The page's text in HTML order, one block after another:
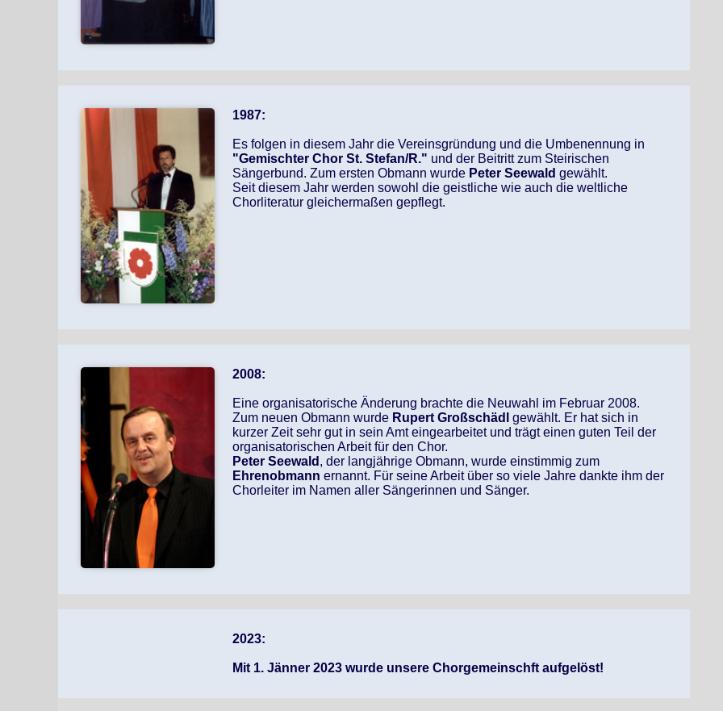
1987:
Es folgen in diesem Jahr die Vereinsgründung und die Umbenennung in
"Gemischter Chor St. Stefan/R." und der Beitritt zum Steirischen
Sängerbund. Zum ersten Obmann wurde Peter Seewald gewählt.
Seit diesem Jahr werden sowohl die geistliche wie auch die weltliche
Chorliteratur gleichermaßen gepflegt.
2008:
Eine organisatorische Änderung brachte die Neuwahl im Februar 2008.
Zum neuen Obmann wurde Rupert Großschädl
gewählt. Er hat sich in
kurzer Zeit sehr gut in sein Amt eingearbeitet und trägt einen guten Teil der
organisatorischen Arbeit für den Chor.
Peter Seewald , der langjährige Obmann, wurde einstimmig zum
Ehrenobmann ernannt. Für seine Arbeit über so viele Jahre dankte ihm der
Chorleiter im Namen aller Sängerinnen und Sänger.
2023:
Mit 1. Jänner 2023 wurde unsere Chorgemeinschft aufgelöst!